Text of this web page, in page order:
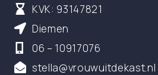
KVK: 93147821
Diemen
06 – 10917076
stella@vrouwuitdekast.nl